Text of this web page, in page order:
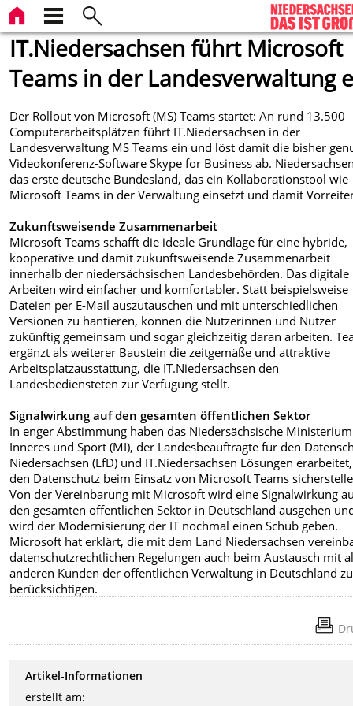
IT.Niedersachsen führt Microsoft
Teams in der Landesverwaltung
Der Rollout von Microsoft (MS) Teams startet: An rund 13.500
Computerarbeitsplätzen führt IT.Niedersachsen in der
Landesverwaltung MS Teams ein und löst damit die bisher
Videokonferenz-Software Skype for Business ab.
das erste deutsche Bundesland, das ein Kollaborationstool wie
Microsoft Teams in der Verwaltung einsetzt und damit
Zukunftsweisende Zusammenarbeit
Microsoft Teams schafft die ideale Grundlage für eine hybride,
kooperative und damit zukunftsweisende Zusammenarbeit
innerhalb der niedersächsischen Landesbehörden. Das digitale
Arbeiten wird einfacher und komfortabler. Statt beispielsweise
Dateien per E-Mail auszutauschen und mit unterschiedlichen
Versionen zu hantieren, können die Nutzerinnen und Nutzer
zukünftig gemeinsam und sogar gleichzeitig daran arbeiten.
ergänzt als weiterer Baustein die zeitgemäße und attraktive
Arbeitsplatzausstattung, die IT.Niedersachsen den
Landesbediensteten zur Verfügung stellt.
Signalwirkung auf den gesamten öffentlichen Sektor
In enger Abstimmung haben das Niedersächsische
Inneres und Sport (MI), der Landesbeauftragte für den
Niedersachsen (LfD) und IT.Niedersachsen Lösungen
den Datenschutz beim Einsatz von Microsoft Teams
Von der Vereinbarung mit Microsoft wird eine Signalwirkung
den gesamten öffentlichen Sektor in Deutschland ausgehen
wird der Modernisierung der IT nochmal einen Schub geben.
Microsoft hat erklärt, die mit dem Land Niedersachsen
datenschutzrechtlichen Regelungen auch beim Austausch mit
anderen Kunden der öffentlichen Verwaltung in Deutschland zu
berücksichtigen.
Artikel-Informationen
erstellt am: